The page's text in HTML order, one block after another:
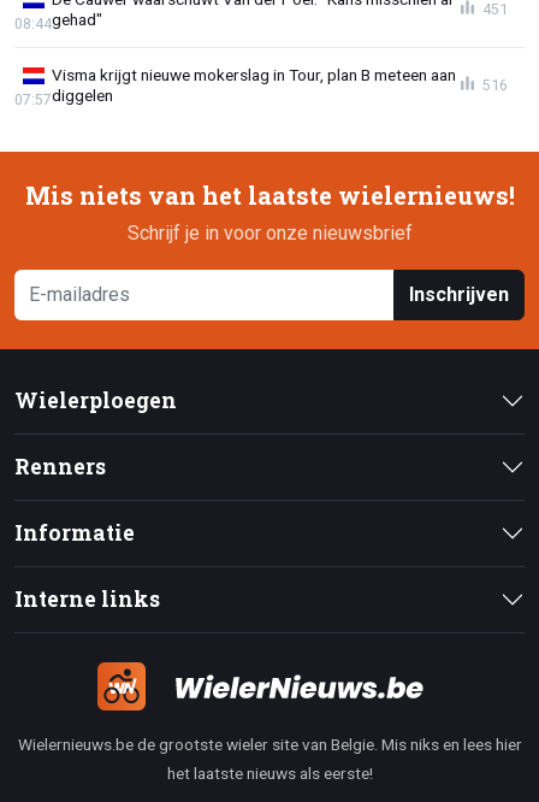
gehad"
08:44
451
Visma krijgt nieuwe mokerslag in Tour, plan B meteen aan
diggelen
07:57
516
Mis niets van het laatste wielernieuws!
Schrijf je in voor onze nieuwsbrief
Inschrijven
Wielerploegen
Renners
Informatie
Interne links
Wielernieuws.be de grootste wieler site van Belgie. Mis niks en lees hier
het laatste nieuws als eerste!